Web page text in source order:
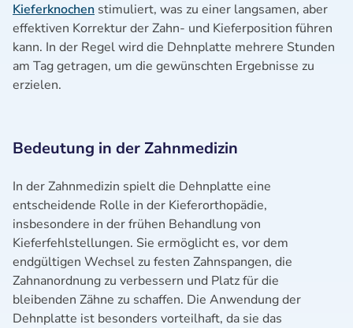
Kieferknochen stimuliert, was zu einer langsamen, aber
effektiven Korrektur der Zahn- und Kieferposition führen
kann. In der Regel wird die Dehnplatte mehrere Stunden
am Tag getragen, um die gewünschten Ergebnisse zu
erzielen.
Bedeutung in der Zahnmedizin
In der Zahnmedizin spielt die Dehnplatte eine
entscheidende Rolle in der Kieferorthopädie,
insbesondere in der frühen Behandlung von
Kieferfehlstellungen. Sie ermöglicht es, vor dem
endgültigen Wechsel zu festen Zahnspangen, die
Zahnanordnung zu verbessern und Platz für die
bleibenden Zähne zu schaffen. Die Anwendung der
Dehnplatte ist besonders vorteilhaft, da sie das